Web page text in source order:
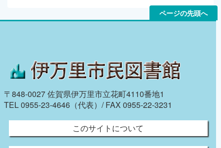
ページの先頭へ
〒848-0027 佐賀県伊万里市立花町4110番地1
TEL 0955-23-4646（代表）/ FAX 0955-22-3231
このサイトについて